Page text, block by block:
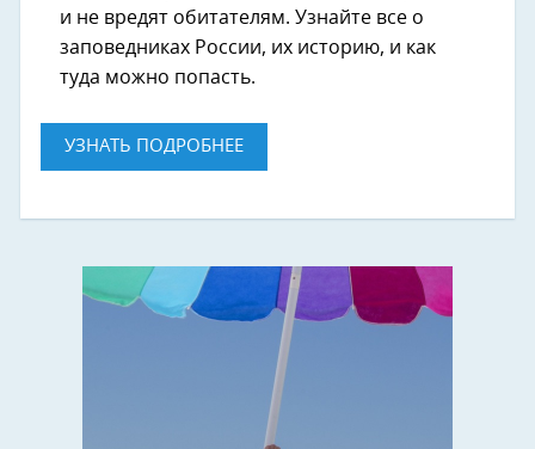
и не вредят обитателям. Узнайте все о
заповедниках России, их историю, и как
туда можно попасть.
УЗНАТЬ ПОДРОБНЕЕ